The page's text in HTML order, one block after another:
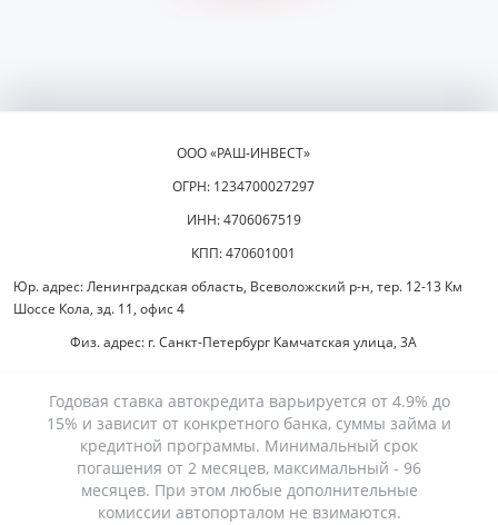
ООО «РАШ-ИНВЕСТ»
ОГРН: 1234700027297
ИНН: 4706067519
КПП: 470601001
Юр. адрес: Ленинградская область, Всеволожский р-н, тер. 12-13 Км
Шоссе Кола, зд. 11, офис 4
Физ. адрес: г. Санкт-Петербург Камчатская улица, 3А
Годовая ставка автокредита варьируется от 4.9% до
15% и зависит от конкретного банка, суммы займа и
кредитной программы. Минимальный срок
погашения от 2 месяцев, максимальный - 96
месяцев. При этом любые дополнительные
комиссии автопорталом не взимаются.